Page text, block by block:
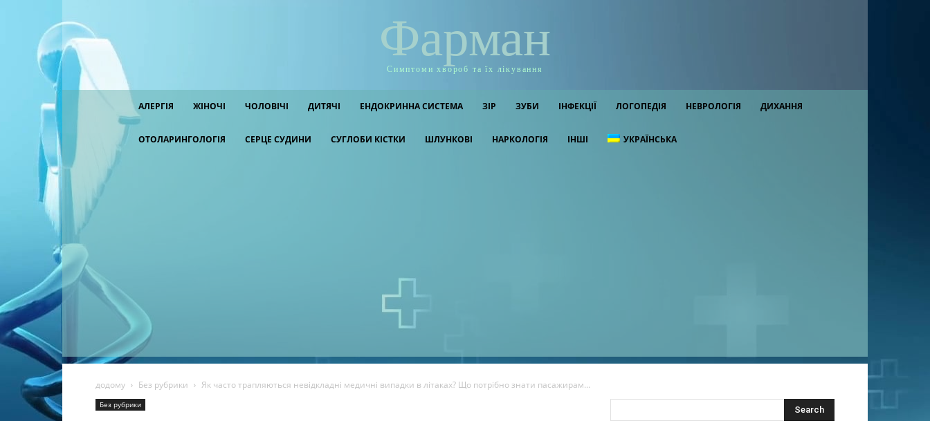
Фарман
Симптоми хвороб та їх лікування
АЛЕРГІЯ ЖІНОЧІ ЧОЛОВІЧІ ДИТЯЧІ ЕНДОКРИННА СИСТЕМА ЗІР ЗУБИ ІНФЕКЦІЇ ЛОГОПЕДІЯ НЕВРОЛОГІЯ ДИХАННЯ
ОТОЛАРИНГОЛОГІЯ СЕРЦЕ СУДИНИ СУГЛОБИ КІСТКИ ШЛУНКОВІ НАРКОЛОГІЯ ІНШІ УКРАЇНСЬКА
додому Без рубрики Як часто трапляються невідкладні медичні випадки в літаках? Що потрібно знати пасажирам...
Без рубрики